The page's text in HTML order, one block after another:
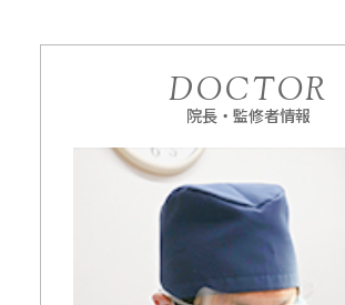
DOCTOR
院長・監修者情報